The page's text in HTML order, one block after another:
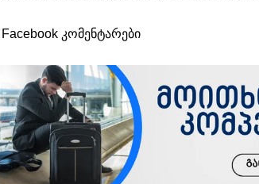
Facebook კომენტარები